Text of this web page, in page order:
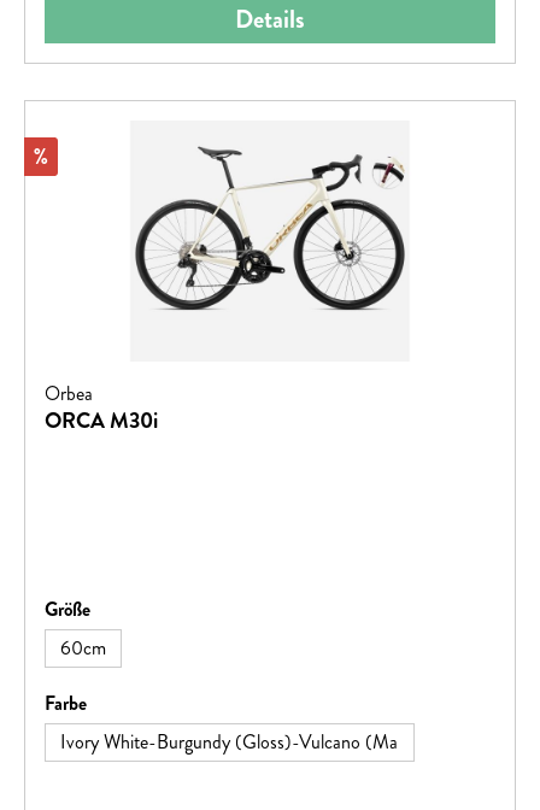
Details
Rabatt
%
Orbea
ORCA M30i
Größeauswählen
60cm
Farbeauswählen
Ivory White-Burgundy (Gloss)-Vulcano (Ma